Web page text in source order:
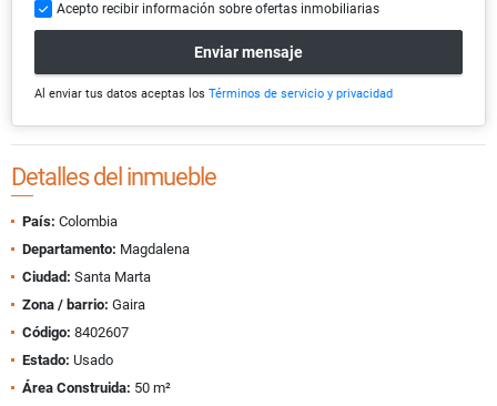
Acepto recibir información sobre ofertas inmobiliarias
Enviar mensaje
Al enviar tus datos aceptas los Términos de servicio y privacidad
Detalles del inmueble
País: Colombia
Departamento: Magdalena
Ciudad: Santa Marta
Zona / barrio: Gaira
Código: 8402607
Estado: Usado
Área Construida: 50 m²